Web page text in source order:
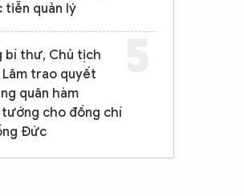
tiễn quản lý
bí thư, Chủ tịch
Lâm trao quyết
quân hàm
cho đồng chí
Đức